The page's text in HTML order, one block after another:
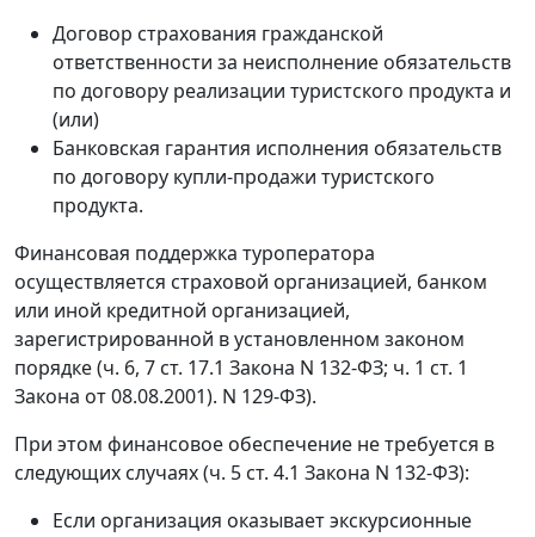
Договор страхования гражданской
ответственности за неисполнение обязательств
по договору реализации туристского продукта и
(или)
Банковская гарантия исполнения обязательств
по договору купли-продажи туристского
продукта.
Финансовая поддержка туроператора
осуществляется страховой организацией, банком
или иной кредитной организацией,
зарегистрированной в установленном законом
порядке (ч. 6, 7 ст. 17.1 Закона N 132-ФЗ; ч. 1 ст. 1
Закона от 08.08.2001). N 129-ФЗ).
При этом финансовое обеспечение не требуется в
следующих случаях (ч. 5 ст. 4.1 Закона N 132-ФЗ):
Если организация оказывает экскурсионные